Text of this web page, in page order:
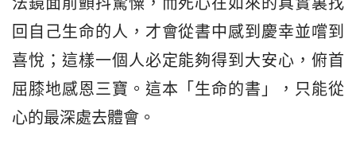
回自己生命的人，才會從書中感到慶幸並嚐到
喜悅；這樣一個人必定能夠得到大安心，俯首
屈膝地感恩三寶。這本「生命的書」，只能從
心的最深處去體會。